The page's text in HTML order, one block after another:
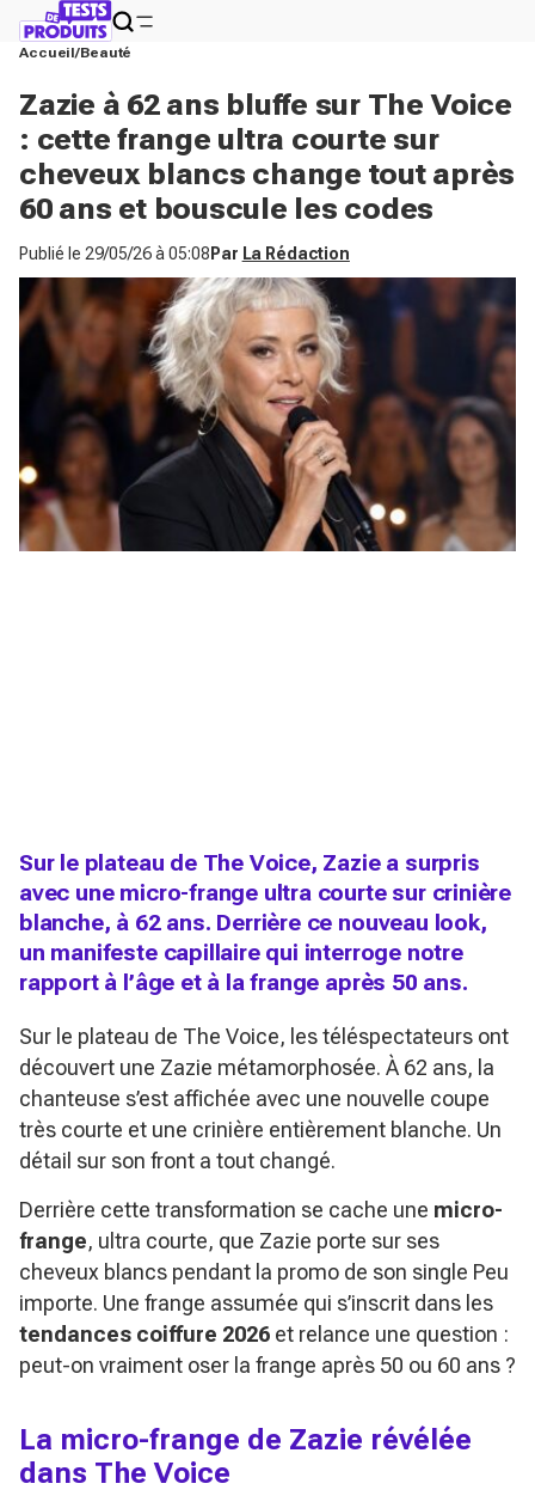
Accueil Beauté
Zazie à 62 ans bluffe sur The Voice
: cette frange ultra courte sur
cheveux blancs change tout après
60 ans et bouscule les codes
Publié le 29/05/26 à 05:08 Par La Rédaction
Sur le plateau de The Voice, Zazie a surpris
avec une micro-frange ultra courte sur crinière
blanche, à 62 ans. Derrière ce nouveau look,
un manifeste capillaire qui interroge notre
rapport à l’âge et à la frange après 50 ans.
Sur le plateau de The Voice, les téléspectateurs ont
découvert une Zazie métamorphosée. À 62 ans, la
chanteuse s’est affichée avec une nouvelle coupe
très courte et une crinière entièrement blanche. Un
détail sur son front a tout changé.
Derrière cette transformation se cache une micro-
frange, ultra courte, que Zazie porte sur ses
cheveux blancs pendant la promo de son single Peu
importe. Une frange assumée qui s’inscrit dans les
tendances coiffure 2026 et relance une question :
peut-on vraiment oser la frange après 50 ou 60 ans ?
La micro-frange de Zazie révélée
dans The Voice